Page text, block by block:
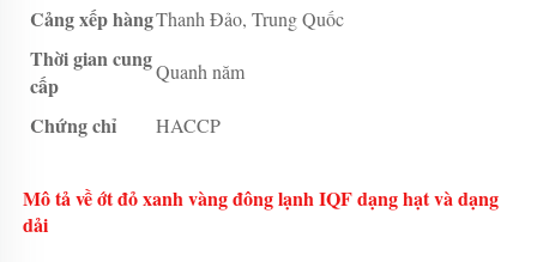
Cảng xếp hàngThanh Đảo, Trung Quốc
Thời gian cung
cấp
Quanh năm
Chứng chỉ HACCP
Mô tả về ớt đỏ xanh vàng đông lạnh IQF dạng hạt và dạng
dải